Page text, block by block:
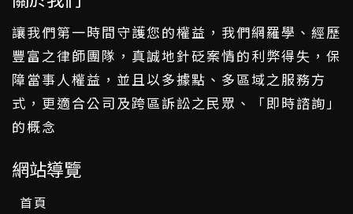
讓我們第一時間守護您的權益，我們網羅學、經歷
豐富之律師團隊，真誠地針砭案情的利弊得失，保
障當事人權益，並且以多據點、多區域之服務方
式，更適合公司及跨區訴訟之民眾、「即時諮詢」
的概念
網站導覽
首頁